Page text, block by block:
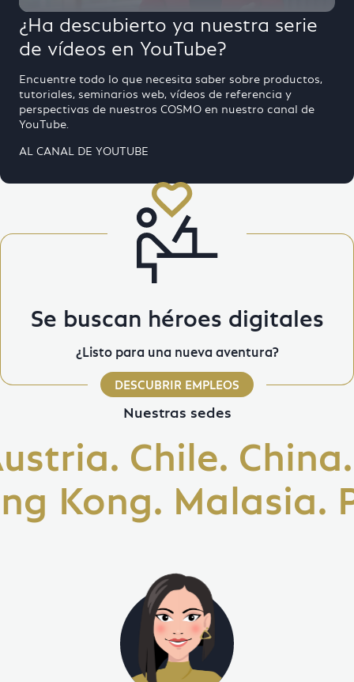
¿Ha descubierto ya nuestra serie
de vídeos en YouTube?
Encuentre todo lo que necesita saber sobre productos,
tutoriales, seminarios web, vídeos de referencia y
perspectivas de nuestros COSMO en nuestro canal de
YouTube.
AL CANAL DE YOUTUBE
Se buscan héroes digitales
¿Listo para una nueva aventura?
DESCUBRIR EMPLEOS
Nuestras sedes
Chile. China.
Malasia.